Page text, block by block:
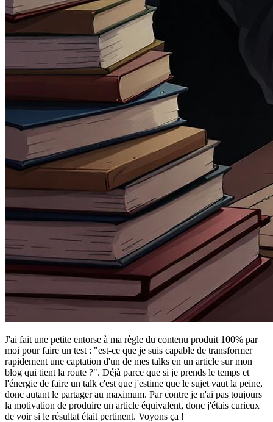
J'ai fait une petite entorse à ma règle du contenu produit 100% par
moi pour faire un test : "est-ce que je suis capable de transformer
rapidement une captation d'un de mes talks en un article sur mon
blog qui tient la route ?". Déjà parce que si je prends le temps et
l'énergie de faire un talk c'est que j'estime que le sujet vaut la peine,
donc autant le partager au maximum. Par contre je n'ai pas toujours
la motivation de produire un article équivalent, donc j'étais curieux
de voir si le résultat était pertinent. Voyons ça !